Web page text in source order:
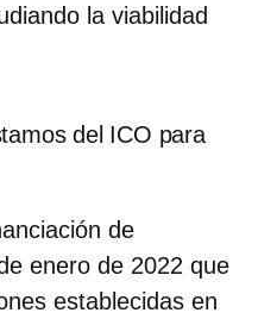
la viabilidad
del ICO para
de
enero de 2022 que
establecidas en